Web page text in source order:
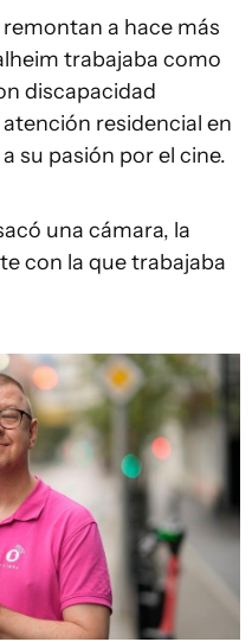
a hace más
trabajaba como
discapacidad
residencial en
su pasión por el cine.
una cámara, la
con la que trabajaba